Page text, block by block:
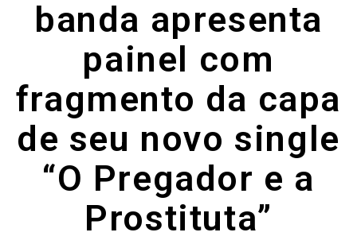
banda apresenta
painel com
fragmento da capa
de seu novo single
“O Pregador e a
Prostituta”